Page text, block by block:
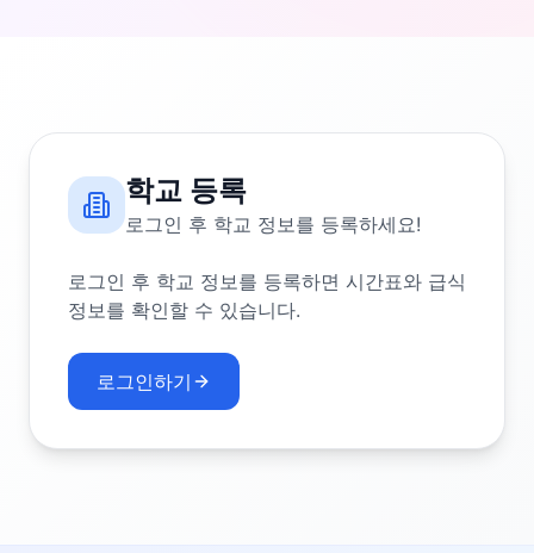
학교 등록
로그인 후 학교 정보를 등록하세요!
로그인 후 학교 정보를 등록하면 시간표와 급식
정보를 확인할 수 있습니다.
로그인하기